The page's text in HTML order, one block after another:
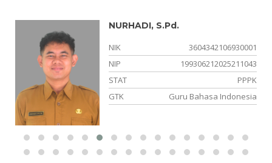
NURHADI, S.Pd.
NIK
3604342106930001
NIP
199306212025211043
STAT
PPPK
GTK
Guru Bahasa Indonesia